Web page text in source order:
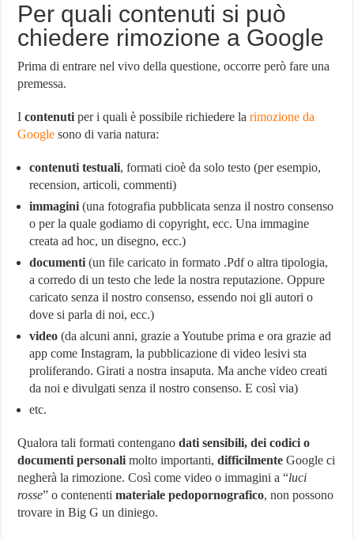
Per quali contenuti si può
chiedere rimozione a Google
Prima di entrare nel vivo della questione, occorre però fare una
premessa.
Icontenuti per i quali è possibile richiedere larimozione da
Google sono di varia natura:
contenuti testuali, formati cioè da solo testo (per esempio,
recension, articoli, commenti)
immagini (una fotografia pubblicata senza il nostro consenso
o per la quale godiamo di copyright, ecc. Una immagine
creata ad hoc, un disegno, ecc.)
documenti (un file caricato in formato .Pdf o altra tipologia,
a corredo di un testo che lede la nostra reputazione. Oppure
caricato senza il nostro consenso, essendo noi gli autori o
dove si parla di noi, ecc.)
video (da alcuni anni, grazie a Youtube prima e ora grazie ad
app come Instagram, la pubblicazione di video lesivi sta
proliferando. Girati a nostra insaputa. Ma anche video creati
da noi e divulgati senza il nostro consenso. E così via)
etc.
Qualora tali formati contengano dati sensibili, dei codici o
documenti personali molto importanti,difficilmente Google ci
negherà la rimozione. Così come video o immagini a “luci
rosse” o contenentimateriale pedopornografico, non possono
trovare in Big G un diniego.